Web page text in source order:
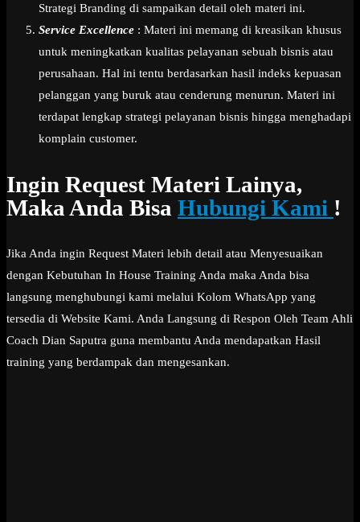
Strategi Branding di sampaikan detail oleh materi ini.
Service Excellence : Materi ini memang di kreasikan khusus
untuk meningkatkan kualitas pelayanan sebuah bisnis atau
perusahaan. Hal ini tentu berdasarkan hasil indeks kepuasan
pelanggan yang buruk atau cenderung menurun. Materi ini
terdapat lengkap strategi pelayanan bisnis hingga menghadapi
komplain customer.
Ingin Request Materi Lainya,
Maka Anda Bisa Hubungi Kami !
Jika Anda ingin Request Materi lebih detail atau Menyesuaikan
dengan Kebutuhan In House Training Anda maka Anda bisa
langsung menghubungi kami melalui Kolom WhatsApp yang
tersedia di Website Kami. Anda Langsung di Respon Oleh Team Ahli
Coach Dian Saputra guna membantu Anda mendapatkan Hasil
training yang berdampak dan mengesankan.